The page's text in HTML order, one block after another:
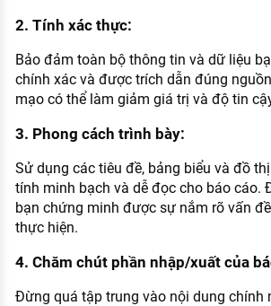
2. Tính xác thực:
Bảo đảm toàn bộ thông tin và dữ liệu
chính xác và được trích dẫn đúng
mạo có thể làm giảm giá trị và độ tin
3. Phong cách trình bày:
Sử dụng các tiêu đề, bảng biểu và đồ
tính minh bạch và dễ đọc cho báo cáo.
bạn chứng minh được sự nắm rõ vấn
thực hiện.
4. Chăm chút phần nhập/xuất của
Đừng quá tập trung vào nội dung chính